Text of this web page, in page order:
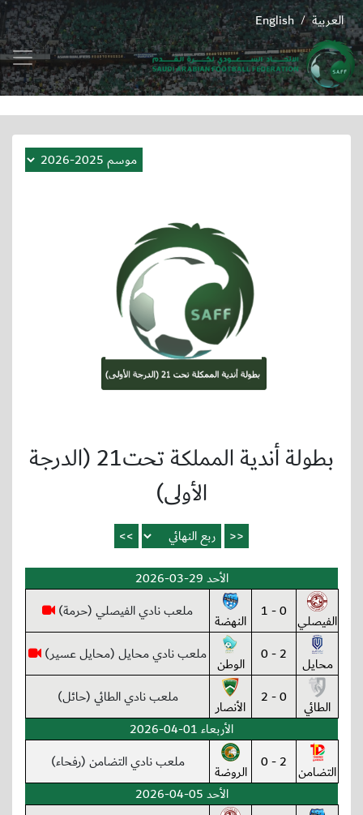
English / العربية
بطولة أندية المملكة تحت21 (الدرجة
الأولى)
الأحد 29-03-2026
الفيصلي 0 - 1 النهضة ملعب نادي الفيصلي (حرمة)
محايل 2 - 0 الوطن ملعب نادي محايل (محايل عسير)
الطائي 0 - 2 الأنصار
ملعب نادي الطائي (حائل)
الأربعاء 01-04-2026
التضامن 2 - 0 الروضة
ملعب نادي التضامن (رفحاء)
الأحد 05-04-2026